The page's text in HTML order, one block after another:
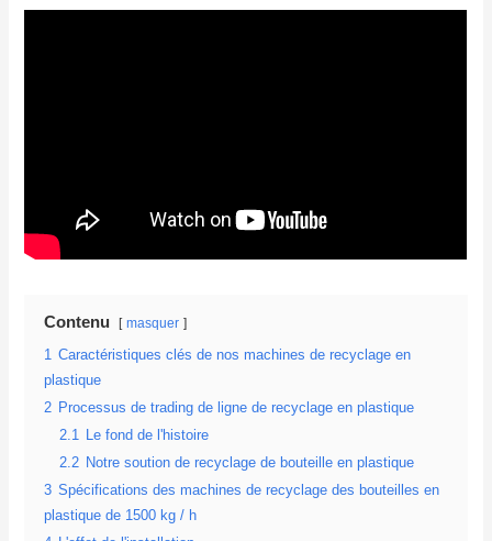
Contenu masquer
1
Caractéristiques clés de nos machines de recyclage en
plastique
2 Processus de trading de ligne de recyclage en plastique
2.1
Le fond de l'histoire
2.2 Notre soution de recyclage de bouteille en plastique
3 Spécifications des machines de recyclage des bouteilles en
plastique de 1500 kg / h